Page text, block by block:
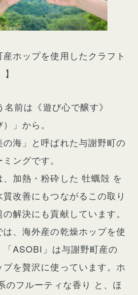
産ホップを使用したクラフト
名前は《遊び心で醸す》
」から。
海」と呼ばれた与謝野町の
ングです。
、加熱・粉砕した 牡蠣殻 を
改善にもつながるこの取り
解決にも貢献しています。
、海外産の乾燥ホップを使
「ASOBI」は与謝野町産の
を贅沢に使っています。ホ
のフルーティな香り と、ほ